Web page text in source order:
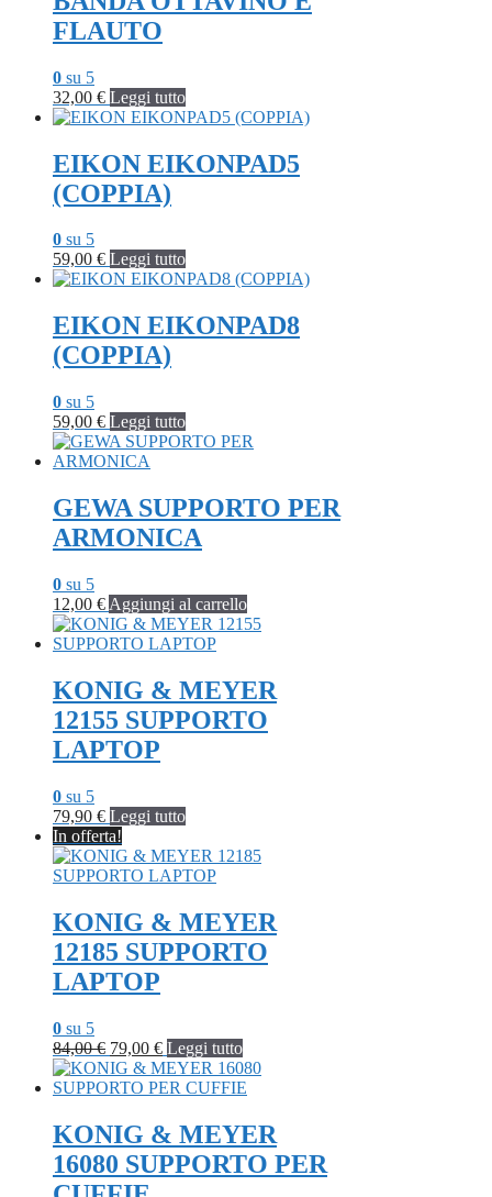
FLAUTO
0 su 5
32,00 € Leggi tutto
EIKON EIKONPAD5
(COPPIA)
0 su 5
59,00 € Leggi tutto
EIKON EIKONPAD8
(COPPIA)
0 su 5
59,00 € Leggi tutto
GEWA SUPPORTO PER
ARMONICA
0 su 5
12,00 € Aggiungi al carrello
KONIG & MEYER
12155 SUPPORTO
LAPTOP
0 su 5
79,90 € Leggi tutto
In offerta!
KONIG & MEYER
12185 SUPPORTO
LAPTOP
0 su 5
84,00€ Il
prezzo
originale
84,00 €.
79,00 €Il
prezzo
attuale
79,00 €.
Leggi tutto
KONIG & MEYER
16080 SUPPORTO PER